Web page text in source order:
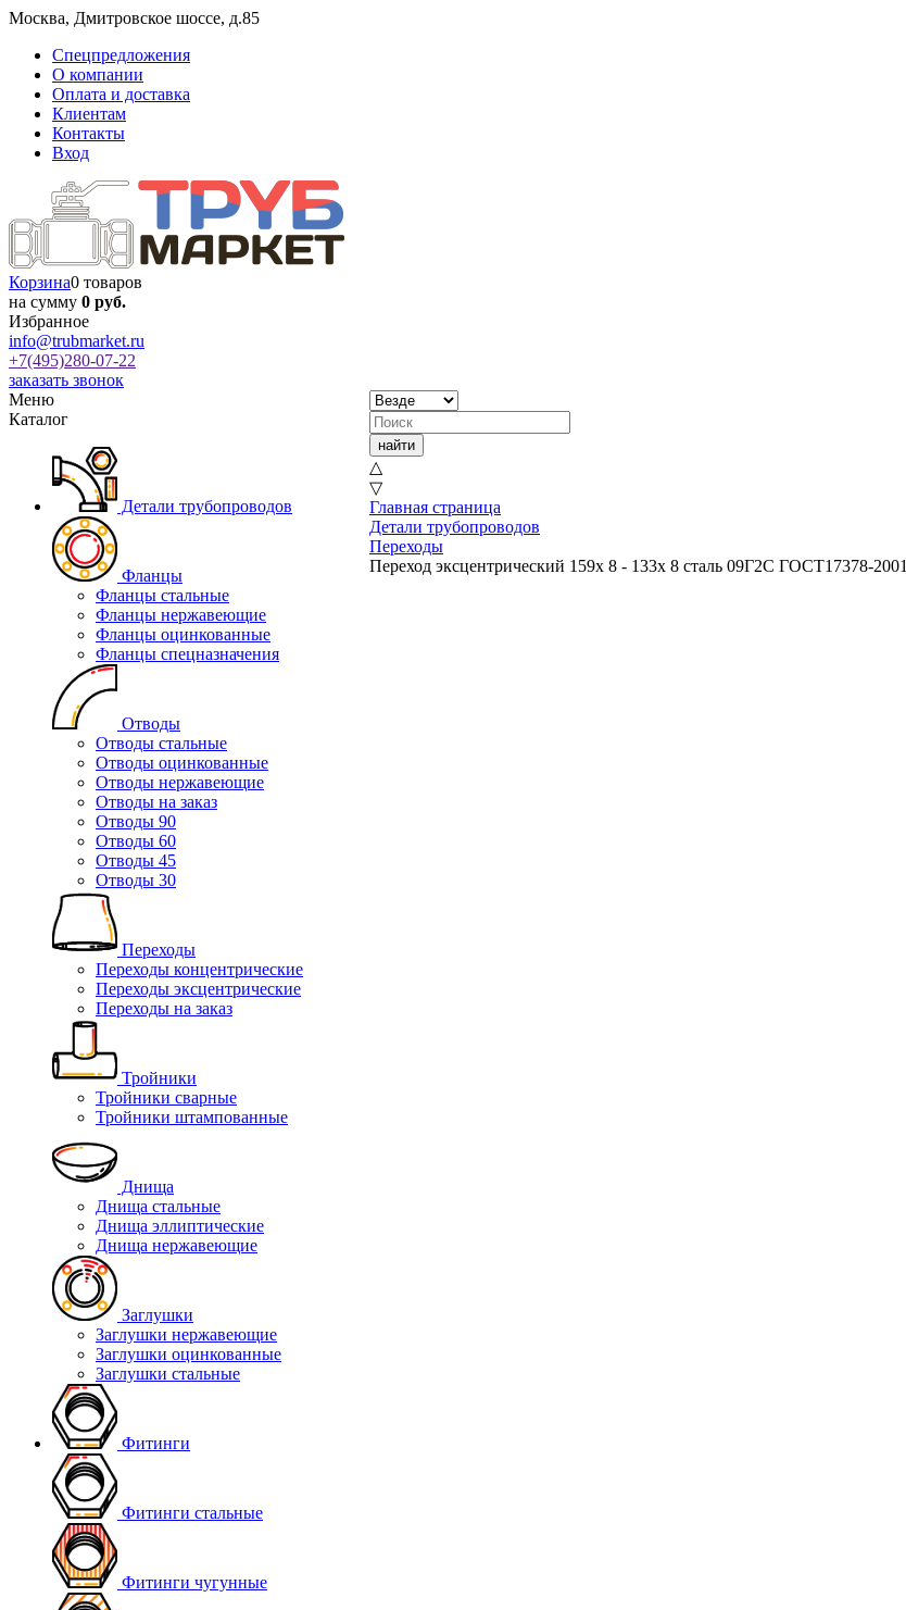
Москва, Дмитровское шоссе, д.85
Спецпредложения
О компании
Оплата и доставка
Клиентам
Контакты
Вход
Корзина0 товаров
на сумму 0 руб.
Избранное
info@trubmarket.ru
+7(495)280-07-22
заказать звонок
Меню
Каталог
Детали трубопроводов
Фланцы
Фланцы стальные
Фланцы нержавеющие
Фланцы оцинкованные
Фланцы спецназначения
Отводы
Отводы стальные
Отводы оцинкованные
Отводы нержавеющие
Отводы на заказ
Отводы 90
Отводы 60
Отводы 45
Отводы 30
Переходы
Переходы концентрические
Переходы эксцентрические
Переходы на заказ
Тройники
Тройники сварные
Тройники штампованные
Днища
Днища стальные
Днища эллиптические
Днища нержавеющие
Заглушки
Заглушки нержавеющие
Заглушки оцинкованные
Заглушки стальные
Фитинги
Фитинги стальные
Фитинги чугунные
△
▽
Главная страница
Детали трубопроводов
Переходы
Переход эксцентрический 159х 8 - 133х 8 сталь 09Г2С ГОСТ17378-2001